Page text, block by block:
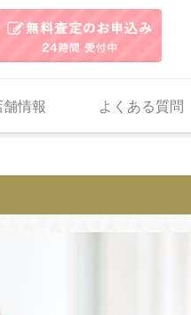
舗情報 よくある質問